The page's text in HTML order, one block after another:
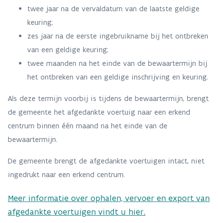
twee jaar na de vervaldatum van de laatste geldige
keuring;
zes jaar na de eerste ingebruikname bij het ontbreken
van een geldige keuring;
twee maanden na het einde van de bewaartermijn bij
het ontbreken van een geldige inschrijving en keuring.
Als deze termijn voorbij is tijdens de bewaartermijn, brengt
de gemeente het afgedankte voertuig naar een erkend
centrum binnen één maand na het einde van de
bewaartermijn.
De gemeente brengt de afgedankte voertuigen intact, niet
ingedrukt naar een erkend centrum.
Meer informatie over ophalen, vervoer en export van
afgedankte voertuigen vindt u hier.